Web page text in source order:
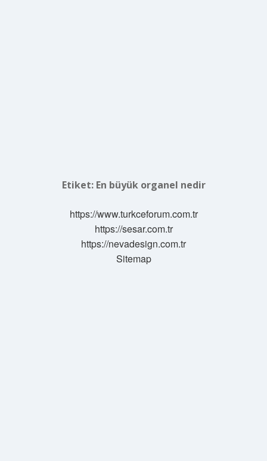
Etiket: En büyük organel nedir
https://www.turkceforum.com.tr
https://sesar.com.tr
https://nevadesign.com.tr
Sitemap